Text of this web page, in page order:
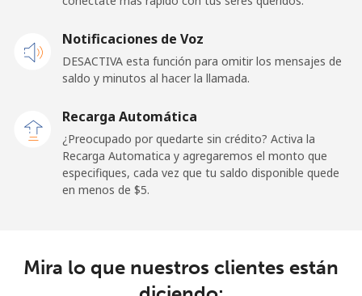
Tokelau
country
⁦217.5¢⁩
Tonga
Notificaciones de Voz
DESACTIVA esta función para omitir los mensajes de
saldo y minutos al hacer la llamada.
Recarga Automática
¿Preocupado por quedarte sin crédito? Activa la
Recarga Automatica y agregaremos el monto que
especifiques, cada vez que tu saldo disponible quede
en menos de ⁦$5⁩.
Mira lo que nuestros clientes están